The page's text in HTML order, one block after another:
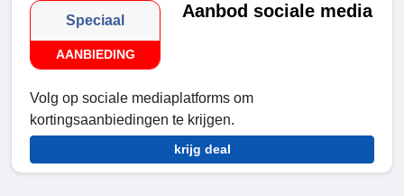
Speciaal
AANBIEDING
Aanbod sociale media
Volg op sociale mediaplatforms om
kortingsaanbiedingen te krijgen.
krijg deal